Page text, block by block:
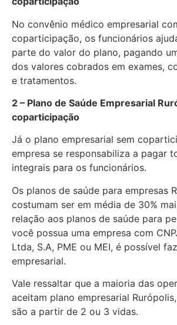
No convênio médico empresarial
coparticipação, os funcionários
parte do valor do plano, pagando
dos valores cobrados em exames,
e tratamentos.
2 – Plano de Saúde Empresarial
coparticipação
Já o plano empresarial sem
empresa se responsabiliza a pagar
integrais para os funcionários.
Os planos de saúde para empresas
costumam ser em média de 30%
relação aos planos de saúde para
você possua uma empresa com
Ltda, S.A, PME ou MEI, é possível
empresarial.
Vale ressaltar que a maioria das
aceitam plano empresarial
são a partir de 2 ou 3 vidas.